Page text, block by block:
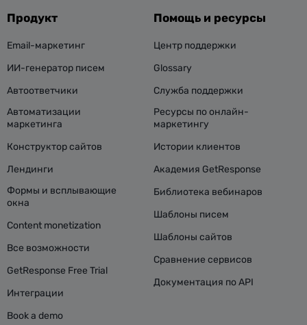
Продукт
Email-маркетинг
ИИ-генератор писем
Автоответчики
Автоматизации
маркетинга
Конструктор сайтов
Лендинги
Формы и всплывающие
окна
Content monetization
Все возможности
GetResponse Free Trial
Интеграции
Book a demo
Помощь и ресурсы
Центр поддержки
Glossary
Служба поддержки
Ресурсы по онлайн-
маркетингу
Истории клиентов
Академия GetResponse
Библиотека вебинаров
Шаблоны писем
Шаблоны сайтов
Сравнение сервисов
Документация по API